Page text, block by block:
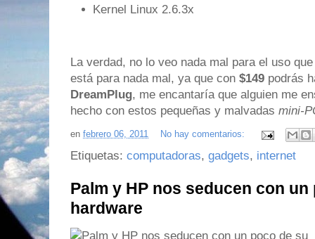
Kernel Linux 2.6.3x
La verdad, no lo veo nada mal para el uso
está para nada mal, ya que con $149 podrás
DreamPlug, me encantaría que alguien me
hecho con estos pequeñas y malvadas mini-
en febrero 06, 2011 No hay comentarios:
Etiquetas: computadoras, gadgets, internet
Palm y HP nos seducen con
hardware